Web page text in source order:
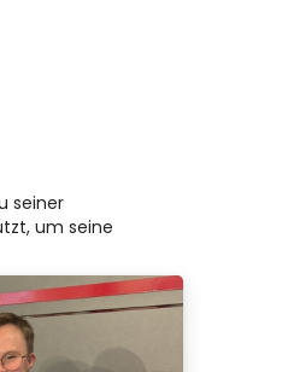
seiner
um seine